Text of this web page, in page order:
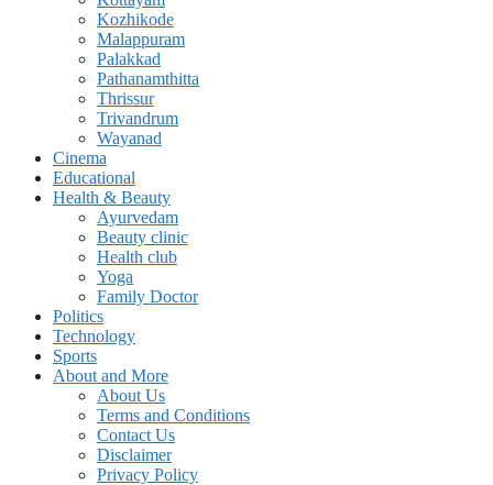
Kozhikode
Malappuram
Palakkad
Pathanamthitta
Thrissur
Trivandrum
Wayanad
Cinema
Educational
Health & Beauty
Ayurvedam
Beauty clinic
Health club
Yoga
Family Doctor
Politics
Technology
Sports
About and More
About Us
Terms and Conditions
Contact Us
Disclaimer
Privacy Policy